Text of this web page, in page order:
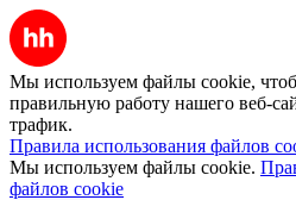
Мы используем файлы cookie,
правильную работу нашего веб-
трафик.
Правила использования файлов
Мы используем файлы cookie.
файлов cookie